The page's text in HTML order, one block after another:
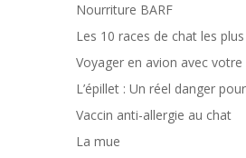
Nourriture BARF
Les 10 races de chat les
Voyager en avion avec votre
L’épillet : Un réel danger
Vaccin anti-allergie au chat
La mue